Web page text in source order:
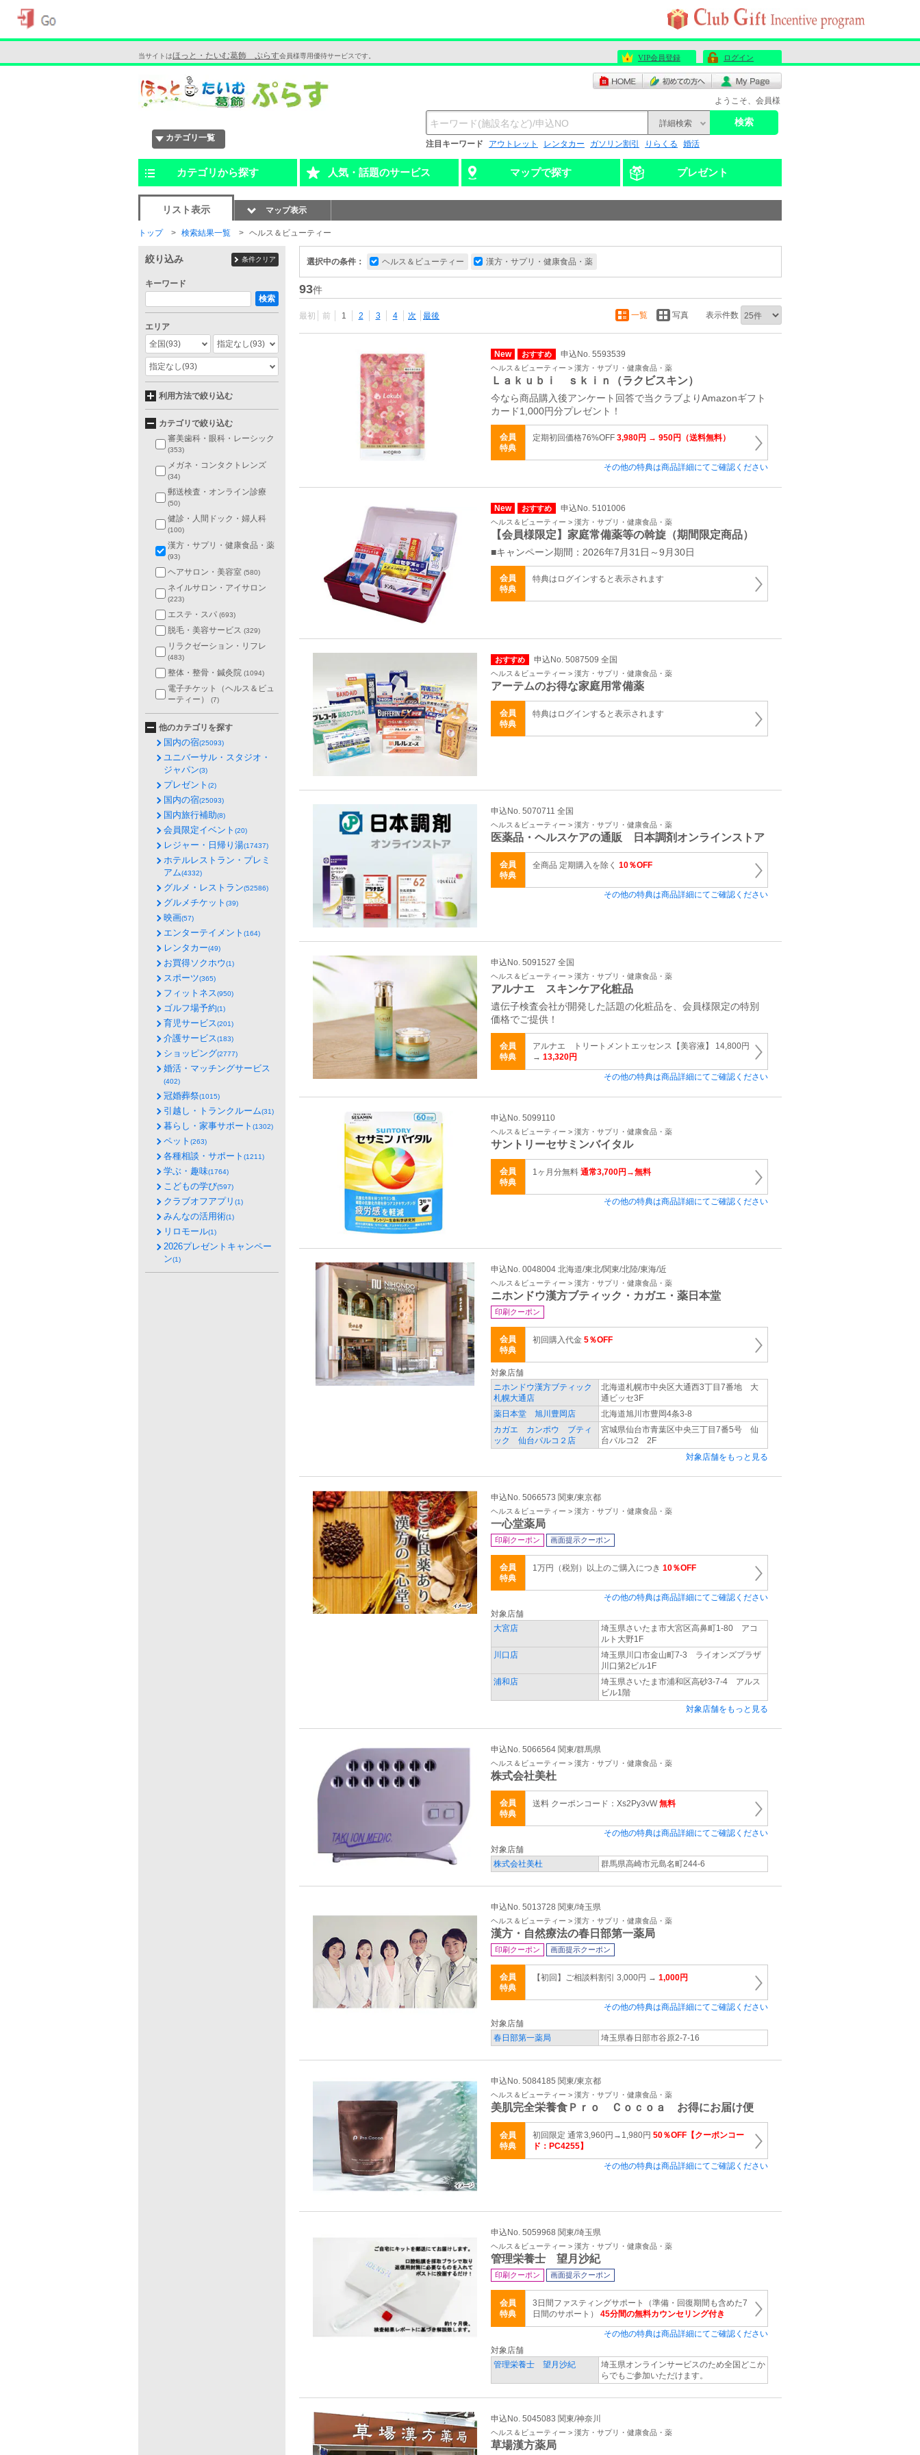
当サイトはほっと・たいむ葛飾 ぷらす会員様専用優待サービスです。 VIP会員登録 ログイン
ようこそ、会員様
カテゴリ一覧
詳細検索 検索
注目キーワード アウトレット レンタカー ガソリン割引 りらくる 婚活
カテゴリから探す 人気・話題のサービス マップで探す プレゼント
リスト表示 マップ表示
トップ 検索結果一覧 ヘルス＆ビューティー
選択中の条件： ヘルス＆ビューティー 漢方・サプリ・健康食品・薬
93件
最初 前 1 2 3 4 次 最後 一覧 写真 表示件数
New おすすめ 申込No. 5593539
ヘルス＆ビューティー > 漢方・サプリ・健康食品・薬
Ｌａｋｕｂｉ ｓｋｉｎ（ラクビスキン）
今なら商品購入後アンケート回答で当クラブよりAmazonギフト
カード1,000円分プレゼント！
会員
特典
定期初回価格76%OFF 3,980円 → 950円（送料無料）
その他の特典は商品詳細にてご確認ください
New おすすめ 申込No. 5101006
ヘルス＆ビューティー > 漢方・サプリ・健康食品・薬
【会員様限定】家庭常備薬等の斡旋（期間限定商品）
■キャンペーン期間：2026年7月31日～9月30日
会員
特典
特典はログインすると表示されます
おすすめ 申込No. 5087509 全国
ヘルス＆ビューティー > 漢方・サプリ・健康食品・薬
アーテムのお得な家庭用常備薬
会員
特典
特典はログインすると表示されます
申込No. 5070711 全国
ヘルス＆ビューティー > 漢方・サプリ・健康食品・薬
医薬品・ヘルスケアの通販 日本調剤オンラインストア
会員
特典
全商品 定期購入を除く 10％OFF
その他の特典は商品詳細にてご確認ください
申込No. 5091527 全国
ヘルス＆ビューティー > 漢方・サプリ・健康食品・薬
アルナエ スキンケア化粧品
遺伝子検査会社が開発した話題の化粧品を、会員様限定の特別
価格でご提供！
会員
特典
アルナエ トリートメントエッセンス【美容液】 14,800円
→ 13,320円
その他の特典は商品詳細にてご確認ください
申込No. 5099110
ヘルス＆ビューティー > 漢方・サプリ・健康食品・薬
サントリーセサミンバイタル
会員
特典
1ヶ月分無料 通常3,700円→無料
その他の特典は商品詳細にてご確認ください
申込No. 0048004 北海道/東北/関東/北陸/東海/近
ヘルス＆ビューティー > 漢方・サプリ・健康食品・薬
ニホンドウ漢方ブティック・カガエ・薬日本堂
印刷クーポン
会員
特典
初回購入代金 5％OFF
対象店舗
ニホンドウ漢方ブティック
札幌大通店
北海道札幌市中央区大通西3丁目7番地 大
通ビッセ3F
薬日本堂 旭川豊岡店
北海道旭川市豊岡4条3-8
カガエ カンポウ ブティ
ック 仙台パルコ２店
宮城県仙台市青葉区中央三丁目7番5号 仙
台パルコ2 2F
対象店舗をもっと見る
申込No. 5066573 関東/東京都
ヘルス＆ビューティー > 漢方・サプリ・健康食品・薬
一心堂薬局
印刷クーポン 画面提示クーポン
会員
特典
1万円（税別）以上のご購入につき 10％OFF
その他の特典は商品詳細にてご確認ください
対象店舗
大宮店
埼玉県さいたま市大宮区高鼻町1-80 アコ
ルト大野1F
川口店
埼玉県川口市金山町7-3 ライオンズプラザ
川口第2ビル1F
浦和店
埼玉県さいたま市浦和区高砂3-7-4 アルス
ビル1階
対象店舗をもっと見る
申込No. 5066564 関東/群馬県
ヘルス＆ビューティー > 漢方・サプリ・健康食品・薬
株式会社美杜
会員
特典
送料 クーポンコード：Xs2Py3vW無料
その他の特典は商品詳細にてご確認ください
対象店舗
株式会社美杜
群馬県高崎市元島名町244-6
申込No. 5013728 関東/埼玉県
ヘルス＆ビューティー > 漢方・サプリ・健康食品・薬
漢方・自然療法の春日部第一薬局
印刷クーポン 画面提示クーポン
会員
特典
【初回】ご相談料割引 3,000円 → 1,000円
その他の特典は商品詳細にてご確認ください
対象店舗
春日部第一薬局
埼玉県春日部市谷原2‐7‐16
申込No. 5084185 関東/東京都
ヘルス＆ビューティー > 漢方・サプリ・健康食品・薬
美肌完全栄養食Ｐｒｏ Ｃｏｃｏａ お得にお届け便
会員
特典
初回限定 通常3,960円→1,980円 50％OFF【クーポンコー
ド：PC4255】
その他の特典は商品詳細にてご確認ください
申込No. 5059968 関東/埼玉県
ヘルス＆ビューティー > 漢方・サプリ・健康食品・薬
管理栄養士 望月沙紀
印刷クーポン 画面提示クーポン
会員
特典
3日間ファスティングサポート（準備・回復期間も含めた7
日間のサポート） 45分間の無料カウンセリング付き
その他の特典は商品詳細にてご確認ください
対象店舗
管理栄養士 望月沙紀
埼玉県オンラインサービスのため全国どこか
らでもご参加いただけます。
申込No. 5045083 関東/神奈川
ヘルス＆ビューティー > 漢方・サプリ・健康食品・薬
草場漢方薬局
絞り込み 条件クリア
キーワード
検索
エリア
全国(93) 指定なし(93)
指定なし(93)
利用方法で絞り込む
カテゴリで絞り込む
審美歯科・眼科・レーシック
(353)
メガネ・コンタクトレンズ
(34)
郵送検査・オンライン診療
(50)
健診・人間ドック・婦人科
(100)
漢方・サプリ・健康食品・薬
(93)
ヘアサロン・美容室 (580)
ネイルサロン・アイサロン
(223)
エステ・スパ (693)
脱毛・美容サービス (329)
リラクゼーション・リフレ
(483)
整体・整骨・鍼灸院 (1094)
電子チケット（ヘルス＆ビュ
ーティー）
(7)
他のカテゴリを探す
国内の宿(25093)
ユニバーサル・スタジオ・
ジャパン(3)
プレゼント (2)
国内の宿(25093)
国内旅行補助(8)
会員限定イベント (20)
レジャー・日帰り湯(17437)
ホテルレストラン・プレミ
アム(4332)
グルメ・レストラン(52586)
グルメチケット (39)
映画(57)
エンターテイメント (164)
レンタカー(49)
お買得ソクホウ(1)
スポーツ(365)
フィットネス(950)
ゴルフ場予約(1)
育児サービス(201)
介護サービス(183)
ショッピング(2777)
婚活・マッチングサービス
(402)
冠婚葬祭(1015)
引越し・トランクルーム(31)
暮らし・家事サポート (1302)
ペット (263)
各種相談・サポート (1211)
学ぶ・趣味(1764)
こどもの学び(597)
クラブオフアプリ (1)
みんなの活用術(1)
リロモール(1)
2026プレゼントキャンペー
ン(1)